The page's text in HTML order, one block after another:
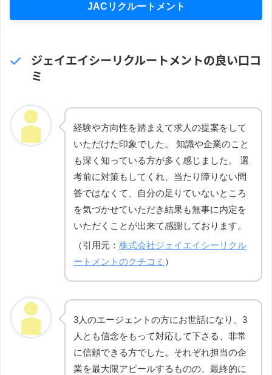
JACリクルートメント
ジェイエイシーリクルートメントの良い口コ
ミ
経験や方向性を踏まえて求人の提案をして
いただけた印象でした。 知識や企業のこと
も深く知っている方が多く感じました。 選
考前に対策もしてくれ、当たり障りない問
答ではなくて、自分の足りていないところ
を気づかせていただき結果も無事に内定を
いただくことが出来て感謝しております。
（引用元： 株式会社ジェイエイシーリクル
ートメントのクチコミ ）
3人のエージェントの方にお世話になり、3
人とも信念をもって対応して下さる、非常
に信頼できる方でした。それぞれ担当の企
業を最大限アピールするものの、最終的に